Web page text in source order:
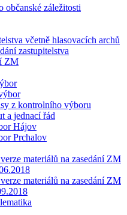
občanské záležitosti
včetně hlasovacích archů
zastupitelstva
ZM
z kontrolního výboru
a jednací řád
Hájov
Prchalov
materiálů na zasedání ZM
materiálů na zasedání ZM